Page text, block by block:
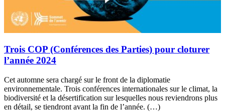
Trois COP (Conférences des Parties) pour cloturer
l’année 2024
Cet automne sera chargé sur le front de la diplomatie
environnementale. Trois conférences internationales sur le climat, la
biodiversité et la désertification sur lesquelles nous reviendrons plus
en détail, se tiendront avant la fin de l’année. (…)